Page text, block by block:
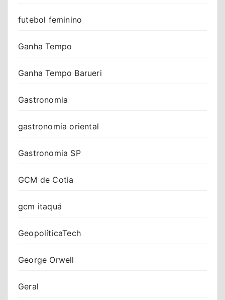
futebol feminino
Ganha Tempo
Ganha Tempo Barueri
Gastronomia
gastronomia oriental
Gastronomia SP
GCM de Cotia
gcm itaquá
GeopolíticaTech
George Orwell
Geral